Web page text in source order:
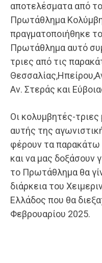
αποτελέσματα από
Πρωτάθλημα
πραγματοποιήθηκε
Πρωτάθλημα αυτό
τριες από τις
Αν. Στεράς και
Οι κολυμβητές-
αυτής της
φέρουν τα παρακάτω
και να μας δοξάσουν
το Πρωτάθλημα θα
διάρκεια του
Ελλάδος που θα
Φεβρουαρίου 2025.